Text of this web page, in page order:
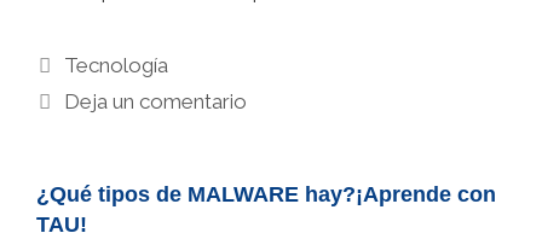
Categorías
Tecnología
Deja un comentario
¿Qué tipos de MALWARE hay?¡Aprende con
TAU!